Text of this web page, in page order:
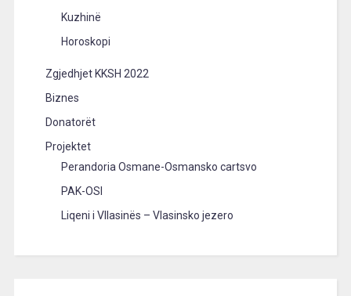
Kuzhinë
Horoskopi
Zgjedhjet KKSH 2022
Biznes
Donatorët
Projektet
Perandoria Osmane-Osmansko cartsvo
PAK-OSI
Liqeni i Vllasinës – Vlasinsko jezero